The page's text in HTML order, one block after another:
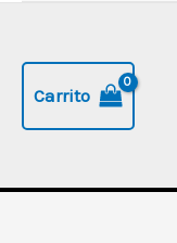
Carrito